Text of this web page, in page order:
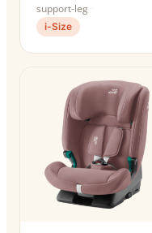
support-leg
i-Size